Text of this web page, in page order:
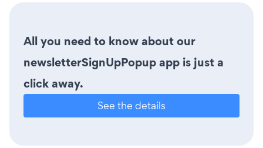
All you need to know about our
newsletterSignUpPopup app is just a
click away.
See the details